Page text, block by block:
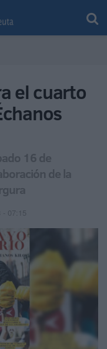
el cuarto
16 de
de la
- 07:15